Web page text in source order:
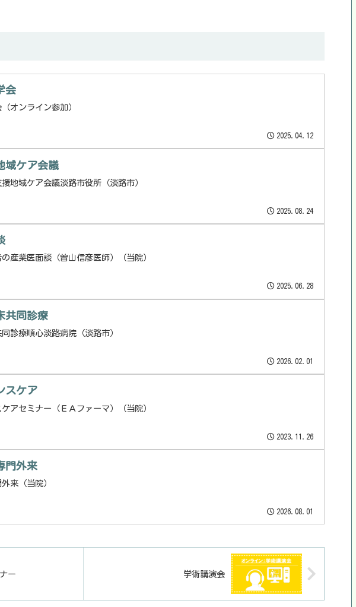
会
オンライン参加）
2025.04.12
域ケア会議
地域ケア会議淡路市役所（淡路市）
2025.08.24
産業医面談（曽山信彦医師）（当院）
2025.06.28
共同診療
診療順心淡路病院（淡路市）
2026.02.01
スケア
アセミナー（ＥＡファーマ）（当院）
2023.11.26
門外来
来（当院）
2026.08.01
ー 学術講演会